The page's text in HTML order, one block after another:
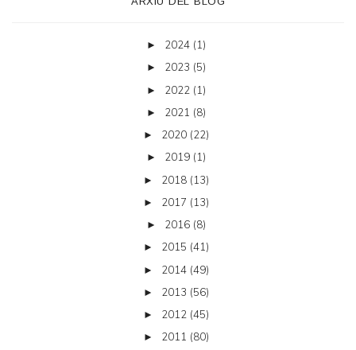
► 2024 (1)
► 2023 (5)
► 2022 (1)
► 2021 (8)
► 2020 (22)
► 2019 (1)
► 2018 (13)
► 2017 (13)
► 2016 (8)
► 2015 (41)
► 2014 (49)
► 2013 (56)
► 2012 (45)
► 2011 (80)